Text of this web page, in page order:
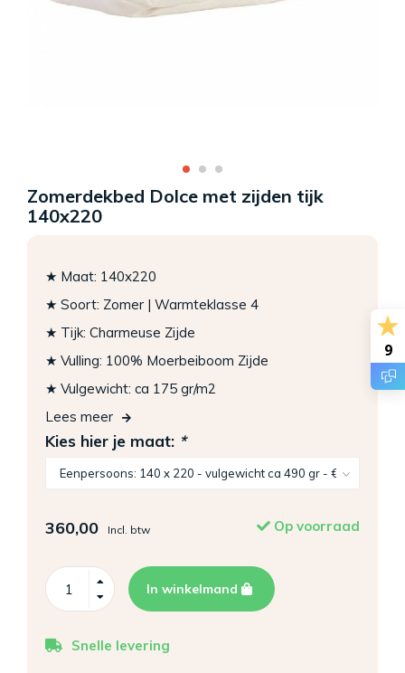
Zomerdekbed Dolce met zijden tijk
140x220
★ Maat: 140x220
★ Soort: Zomer | Warmteklasse 4
★ Tijk: Charmeuse Zijde
★ Vulling: 100% Moerbeiboom Zijde
★ Vulgewicht: ca 175 gr/m2
Lees meer
Kies hier je maat: *
360,00 Incl. btw Op voorraad
In winkelmand
Snelle levering
9